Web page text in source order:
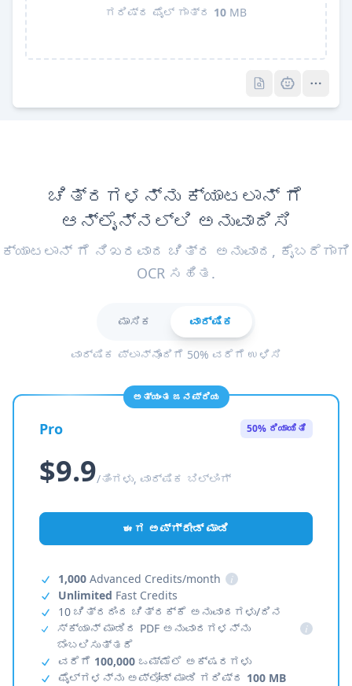
ಗರಿಷ್ಠ ಫೈಲ್ ಗಾತ್ರ 10 MB
ಚಿತ್ರಗಳನ್ನು ಕ್ಯಾಟಲಾನ್ ಗೆ
ಆನ್‌ಲೈನ್‌ನಲ್ಲಿ ಅನುವಾದಿಸಿ
ಕ್ಯಾಟಲಾನ್ ಗೆ ನಿಖರವಾದ ಚಿತ್ರ ಅನುವಾದ, ಕೈಬರೆಗಾಗಿ
OCR ಸಹಿತ.
ಮಾಸಿಕ ವಾರ್ಷಿಕ
ವಾರ್ಷಿಕ ಪ್ಲಾನ್‌ನೊಂದಿಗೆ 50% ವರೆಗೆ ಉಳಿಸಿ
ಅತ್ಯಂತ ಜನಪ್ರಿಯ
Pro 50% ರಿಯಾಯಿತಿ
$9.9/ತಿಂಗಳು, ವಾರ್ಷಿಕ ಬಿಲ್ಲಿಂಗ್
ಈಗ ಅಪ್‌ಗ್ರೇಡ್ ಮಾಡಿ
1,000 Advanced Credits/month
i
Unlimited Fast Credits
10 ಚಿತ್ರದಿಂದ ಚಿತ್ರಕ್ಕೆ ಅನುವಾದಗಳು/ದಿನ
ಸ್ಕ್ಯಾನ್ ಮಾಡಿದ PDF ಅನುವಾದಗಳನ್ನು
ಬೆಂಬಲಿಸುತ್ತದೆ
i
ವರೆಗೆ 100,000 ಒಮ್ಮೆಲೆ ಅಕ್ಷರಗಳು
ಫೈಲ್‌ಗಳನ್ನು ಅಪ್‌ಲೋಡ್ ಮಾಡಿ ಗರಿಷ್ಠ 100 MB